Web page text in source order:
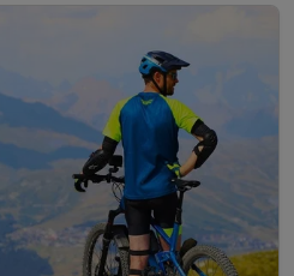
Hotel
einem Stück Kuchen
Land**
Saunabereichs